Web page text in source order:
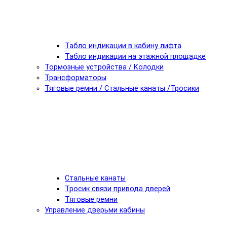
Табло индикации в кабину лифта
Табло индикации на этажной площадке
Тормозные устройства / Колодки
Трансформаторы
Тяговые ремни / Стальные канаты /Тросики
Стальные канаты
Тросик связи привода дверей
Тяговые ремни
Управление дверьми кабины